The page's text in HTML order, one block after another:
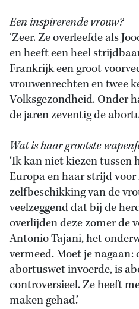
Een inspirerende vrouw?
‘Zeer. Ze overleefde als
en heeft een heel
Frankrijk een groot
vrouwenrechten en twee
Volksgezondheid. Onder
de jaren zeventig de
Wat is haar grootste
‘Ik kan niet kiezen tussen
Europa en haar strijd
zelfbeschikking van de
veelzeggend dat bij de
overlijden deze zomer de
Antonio Tajani, het
vermeed. Moet je
abortuswet invoerde, is
controversieel. Ze heeft
maken gehad.’